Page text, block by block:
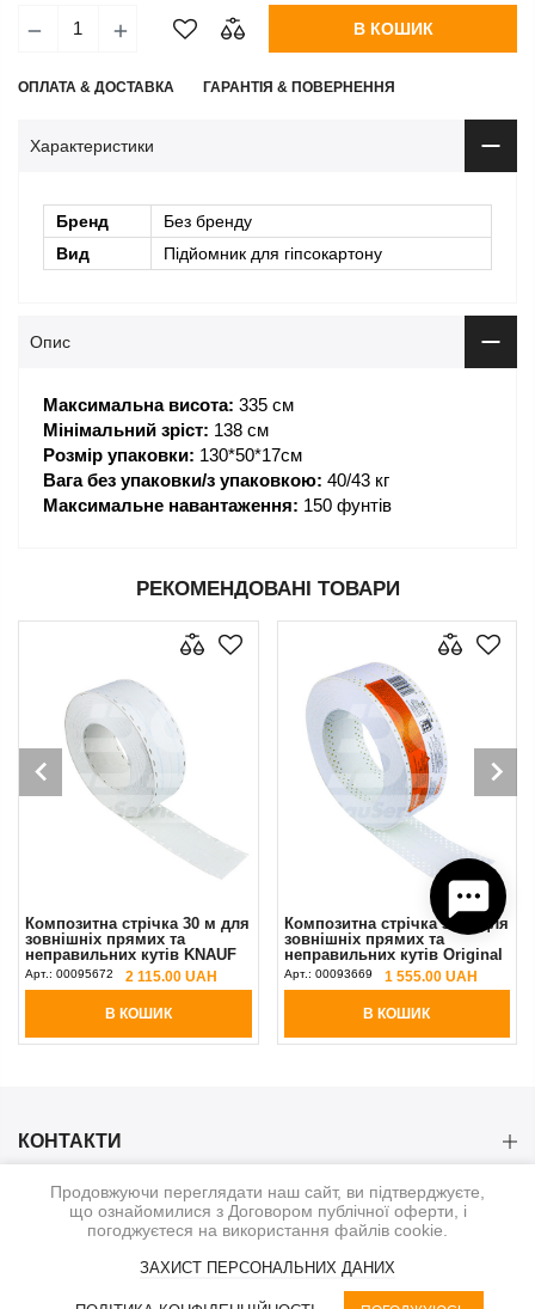
В КОШИК
ОПЛАТА & ДОСТАВКА ГАРАНТІЯ & ПОВЕРНЕННЯ
Характеристики
Бренд
Без бренду
Вид
Підйомник для гіпсокартону
Опис
Максимальна висота: 335 см
Мінімальний зріст: 138 см
Розмір упаковки: 130*50*17см
Вага без упаковки/з упаковкою: 40/43 кг
Максимальне навантаження: 150 фунтів
РЕКОМЕНДОВАНІ ТОВАРИ
Композитна стрічка 30 м для
зовнішніх прямих та
неправильних кутів KNAUF
Corner Flex
Арт.: 00095672 2 115.00 UAH
В КОШИК
Композитна стрічка 30 м для
зовнішніх прямих та
неправильних кутів Original
Strait-Flex
Арт.: 00093669 1 555.00 UAH
В КОШИК
КОНТАКТИ
КАТЕГОРІЇ
ІНФОРМАЦІЯ
Продовжуючи переглядати наш сайт, ви підтверджуєте,
що ознайомилися з Договором публічної оферти, і
погоджуєтеся на використання файлів cookie.
ЗАХИСТ ПЕРСОНАЛЬНИХ ДАНИХ